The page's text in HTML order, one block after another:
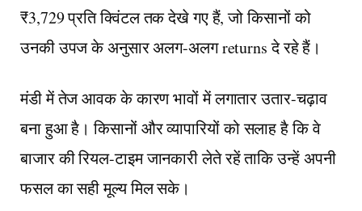
₹3,729 प्रति क्विंटल तक देखे गए हैं, जो किसानों को
उनकी उपज के अनुसार अलग-अलग returns दे रहे हैं।
मंडी में तेज आवक के कारण भावों में लगातार उतार-चढ़ाव
बना हुआ है। किसानों और व्यापारियों को सलाह है कि वे
बाजार की रियल-टाइम जानकारी लेते रहें ताकि उन्हें अपनी
फसल का सही मूल्य मिल सके।